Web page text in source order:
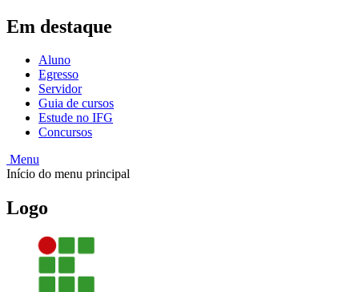
Em destaque
Aluno
Egresso
Servidor
Guia de cursos
Estude no IFG
Concursos
Menu
Início do menu principal
Logo